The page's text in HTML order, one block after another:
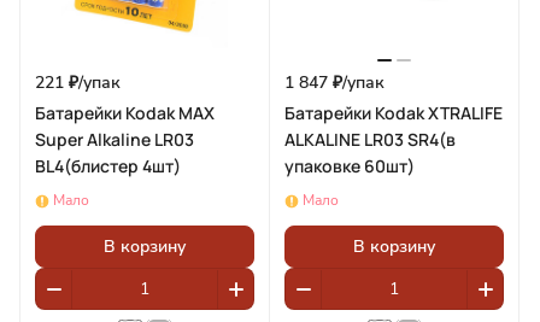
221 ₽/упак
Батарейки Kodak MAX
Super Alkaline LR03
BL4(блистер 4шт)
Мало
В корзину
1 847 ₽/упак
Батарейки Kodak XTRALIFE
ALKALINE LR03 SR4(в
упаковке 60шт)
Мало
В корзину